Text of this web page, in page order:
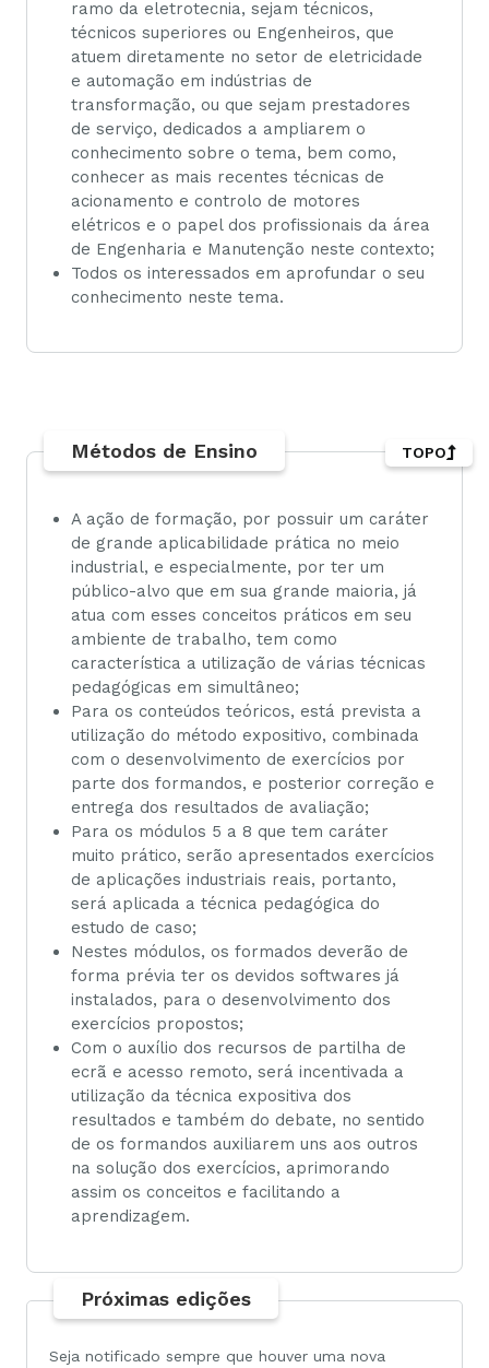
ramo da eletrotecnia, sejam técnicos,
técnicos superiores ou Engenheiros, que
atuem diretamente no setor de eletricidade
e automação em indústrias de
transformação, ou que sejam prestadores
de serviço, dedicados a ampliarem o
conhecimento sobre o tema, bem como,
conhecer as mais recentes técnicas de
acionamento e controlo de motores
elétricos e o papel dos profissionais da área
de Engenharia e Manutenção neste contexto;
Todos os interessados em aprofundar o seu
conhecimento neste tema.
Métodos de Ensino
A ação de formação, por possuir um caráter
de grande aplicabilidade prática no meio
industrial, e especialmente, por ter um
público-alvo que em sua grande maioria, já
atua com esses conceitos práticos em seu
ambiente de trabalho, tem como
característica a utilização de várias técnicas
pedagógicas em simultâneo;
Para os conteúdos teóricos, está prevista a
utilização do método expositivo, combinada
com o desenvolvimento de exercícios por
parte dos formandos, e posterior correção e
entrega dos resultados de avaliação;
Para os módulos 5 a 8 que tem caráter
muito prático, serão apresentados exercícios
de aplicações industriais reais, portanto,
será aplicada a técnica pedagógica do
estudo de caso;
Nestes módulos, os formados deverão de
forma prévia ter os devidos softwares já
instalados, para o desenvolvimento dos
exercícios propostos;
Com o auxílio dos recursos de partilha de
ecrã e acesso remoto, será incentivada a
utilização da técnica expositiva dos
resultados e também do debate, no sentido
de os formandos auxiliarem uns aos outros
na solução dos exercícios, aprimorando
assim os conceitos e facilitando a
aprendizagem.
TOPO
Próximas edições
Seja notificado sempre que houver uma nova